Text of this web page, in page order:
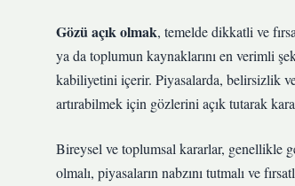
Gözü açık olmak, temelde dikkatli ve
ya da toplumun kaynaklarını en verimli
kabiliyetini içerir. Piyasalarda, belirsizlik
artırabilmek için gözlerini açık tutarak
Bireysel ve toplumsal kararlar, genellikle
olmalı, piyasaların nabzını tutmalı ve